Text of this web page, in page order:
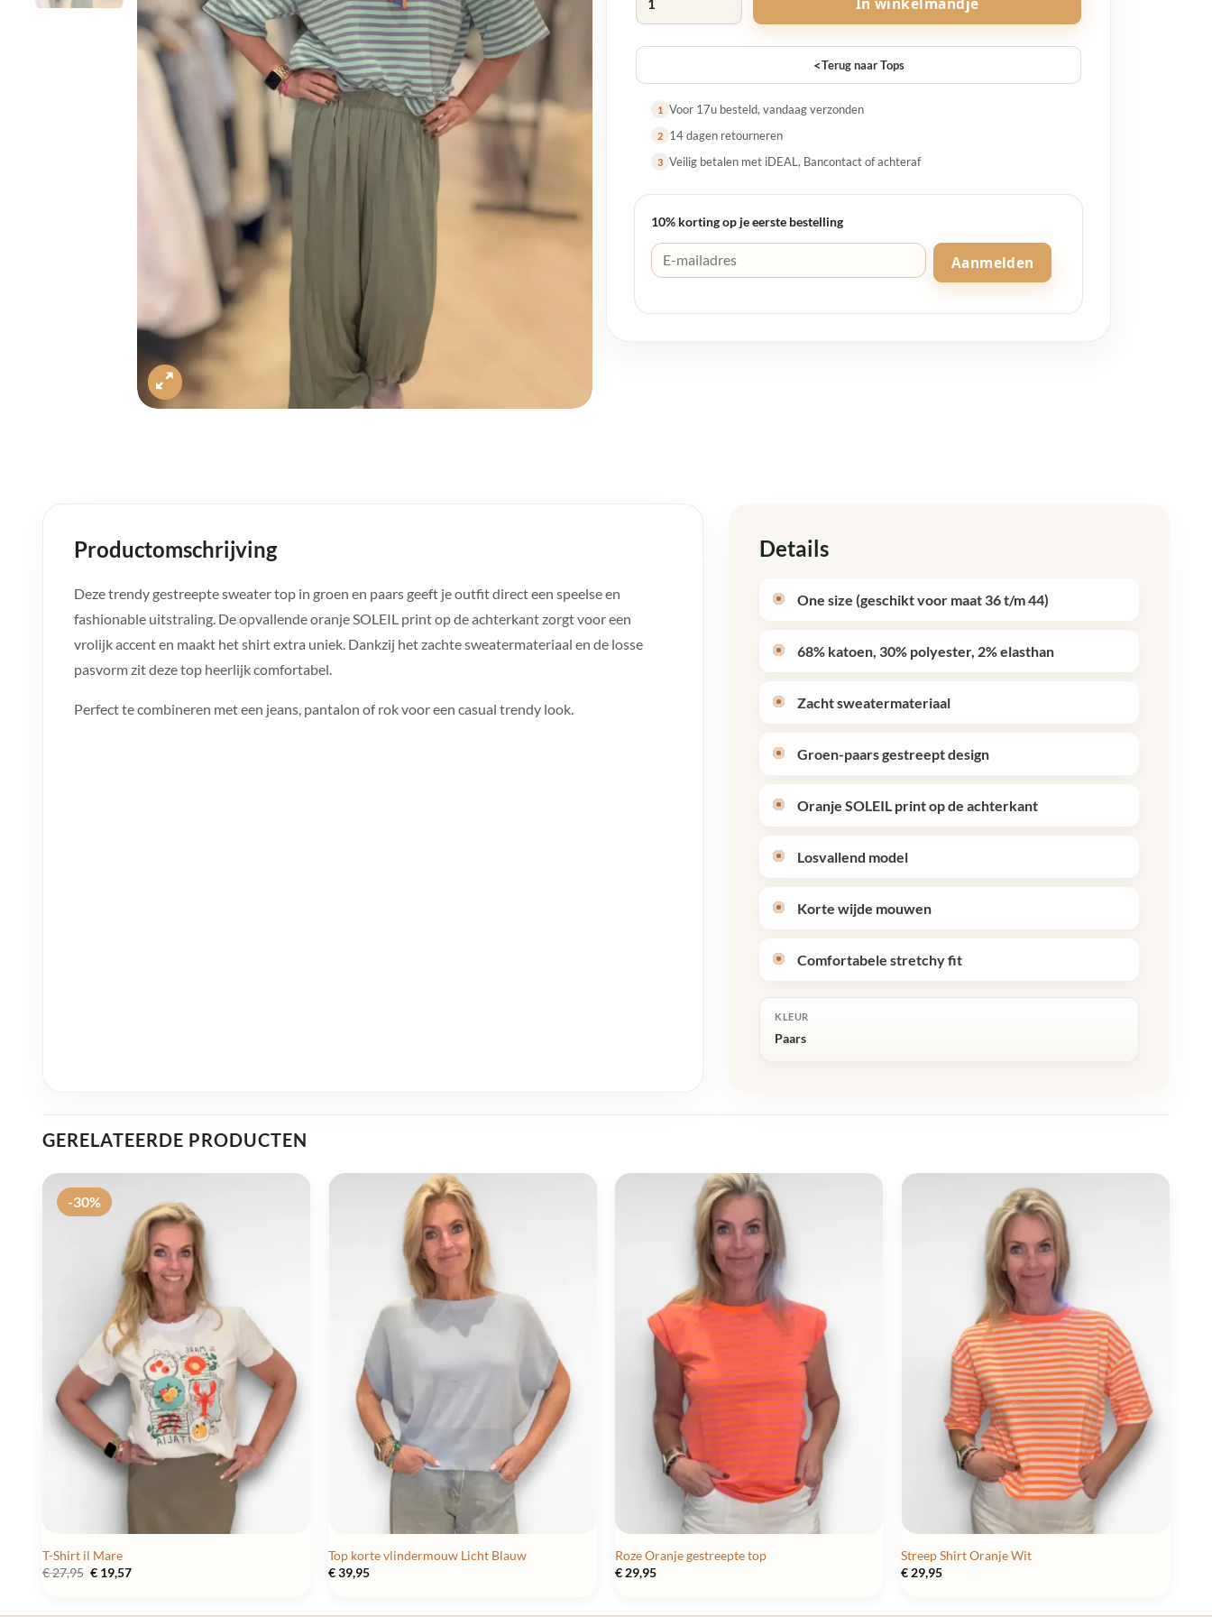
<Terug naar Tops
1 Voor 17u besteld, vandaag verzonden
2 14 dagen retourneren
3 Veilig betalen met iDEAL, Bancontact of achteraf
10% korting op je eerste bestelling
Aanmelden
Productomschrijving
Deze trendy gestreepte sweater top in groen en paars geeft je outfit direct een speelse en
fashionable uitstraling. De opvallende oranje SOLEIL print op de achterkant zorgt voor een
vrolijk accent en maakt het shirt extra uniek. Dankzij het zachte sweatermateriaal en de losse
pasvorm zit deze top heerlijk comfortabel.
Perfect te combineren met een jeans, pantalon of rok voor een casual trendy look.
Details
One size (geschikt voor maat 36 t/m 44)
68% katoen, 30% polyester, 2% elasthan
Zacht sweatermateriaal
Groen-paars gestreept design
Oranje SOLEIL print op de achterkant
Losvallend model
Korte wijde mouwen
Comfortabele stretchy fit
KLEUR
Paars
GERELATEERDE PRODUCTEN
-30%
T-Shirt il Mare
€27,95 Oorspronkelijke
prijs
€ 19,57Huidige
Top korte vlindermouw Licht Blauw
€39,95
Roze Oranje gestreepte top
€29,95
Streep Shirt Oranje Wit
€ 29,95